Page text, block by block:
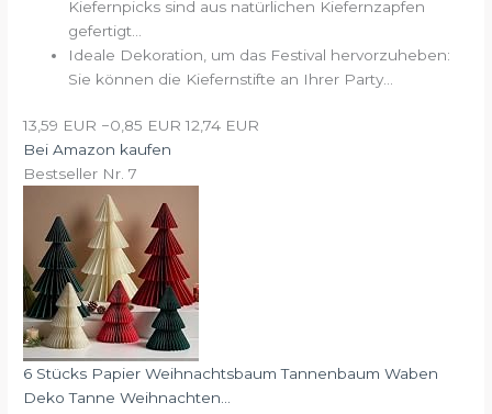
Kiefernpicks sind aus natürlichen Kiefernzapfen
gefertigt...
Ideale Dekoration, um das Festival hervorzuheben:
Sie können die Kiefernstifte an Ihrer Party...
13,59 EUR −0,85 EUR 12,74 EUR
Bei Amazon kaufen
Bestseller Nr. 7
6 Stücks Papier Weihnachtsbaum Tannenbaum Waben
Deko Tanne Weihnachten...